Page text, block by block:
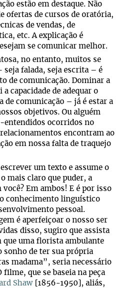
estão em destaque. Não
ofertas de cursos de oratória,
de vendas, de
etc. A explicação é
se comunicar melhor.
no entanto, muitos se
seja falada, seja escrita – é
de comunicação. Dominar a
capacidade de adequar o
de comunicação – já é estar a
objetivos. Ou alguém
entendidos ocorridos no
encontram ao
em nossa falta de traquejo
um texto e assume o
mais claro que puder, a
Em ambos! E é por isso
conhecimento linguístico
pessoal.
é aperfeiçoar o nosso ser
disso, sugiro que assista
que uma florista ambulante
sonho de ter sua própria
madama”, seria necessário
que se baseia na peça
Shaw [1856-1950], aliás,